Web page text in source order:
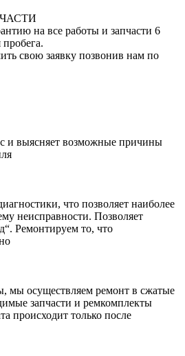
на все работы и запчасти 6
свою заявку позвонив нам по
и выясняет возможные причины
что позволяет наиболее
неисправности. Позволяет
Ремонтируем то, что
мы осуществляем ремонт в сжатые
запчасти и ремкомплекты
происходит только после